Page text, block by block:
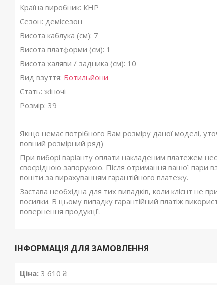
Країна виробник: КНР
Сезон: демісезон
Висота каблука (см): 7
Висота платформи (см): 1
Висота халяви / задника (см): 10
Вид взуття: Ботильйони
Стать: жіночі
Розмір: 39
Якщо немає потрібного Вам розміру даної моделі,
повний розмірний ряд)
При виборі варіанту оплати накладеним платежем
своєрідною запорукою. Після отримання вашої пари
пошти за вирахуванням гарантійного платежу.
Застава необхідна для тих випадків, коли клієнт не
посилки. В цьому випадку гарантійний платіж
повернення продукції.
ІНФОРМАЦІЯ ДЛЯ ЗАМОВЛЕННЯ
Ціна: 3 610 ₴